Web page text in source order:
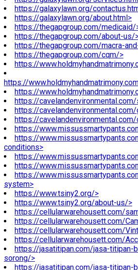
https://galaxylawn.org/
https://galaxylawn.org/about.html>
https://thegapgroup.com/medicaid/
https://thegapgroup.com/about-us/
https://thegapgroup.com/macra-
https://thegapgroup.com/cqm/>
https://
https://
https://
https://
https://
https://
https://
https://
conditions>
https://
https://
https://
system>
https://www.tsiny2.org/>
https://www.tsiny2.org/about-us/>
https://cellularwarehousett.com/
https://cellularwarehousett.com/
https://cellularwarehousett.com/
https://cellularwarehousett.com/
https://jasatitipan.com/jasa-titipan-
sorong/>
https://jasatitipan.com/jasa-titipan-